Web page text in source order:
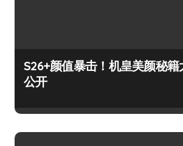
S26+颜值暴击！机皇美颜秘籍
公开